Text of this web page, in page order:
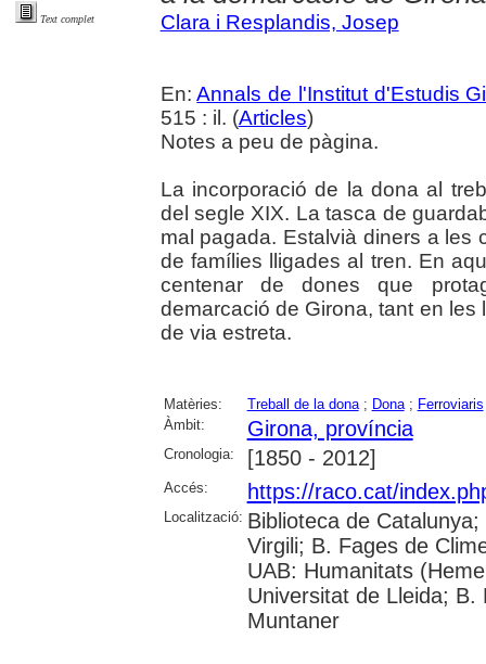
Text complet
Clara i Resplandis, Josep
En:Annals de l'Institut d'Estudis
515 : il. (Articles)
Notes a peu de pàgina.
La incorporació de la dona al
del segle XIX. La tasca de
mal pagada. Estalvià diners a les
de famílies lligades al tren. En
centenar de dones que
demarcació de Girona, tant en
de via estreta.
Matèries: Treball de la dona; Dona; Ferroviaris
Àmbit:
Girona, província
Cronologia: [1850 - 2012]
Accés: https://raco.cat/
Localització: Biblioteca de
Virgili; B. Fages de
UAB: Humanitats
Universitat de Lleida;
Muntaner